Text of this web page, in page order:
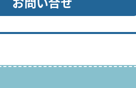
お問い合せ